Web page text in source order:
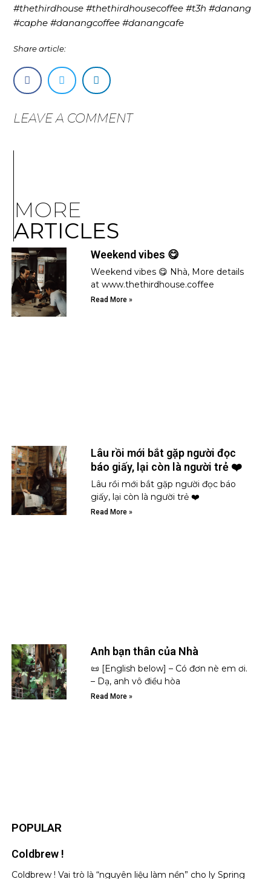
#thethirdhouse #thethirdhousecoffee #t3h #danang
#caphe #danangcoffee #danangcafe
Share article:
LEAVE A COMMENT
MORE
ARTICLES
Weekend vibes 😋
Weekend vibes 😋 Nhà, More details
at www.thethirdhouse.coffee
Read More »
Lâu rồi mới bắt gặp người đọc
báo giấy, lại còn là người trẻ ❤️
Lâu rồi mới bắt gặp người đọc báo
giấy, lại còn là người trẻ ❤️
Read More »
Anh bạn thân của Nhà
📜 [English below] – Có đơn nè em ơi.
– Dạ, anh vô điều hòa
Read More »
POPULAR
Coldbrew !
Coldbrew ! Vai trò là “nguyên liệu làm nền” cho ly Spring